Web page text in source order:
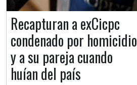
Recapturan a exCicpc
condenado por homicidio
y a su pareja cuando
huían del país